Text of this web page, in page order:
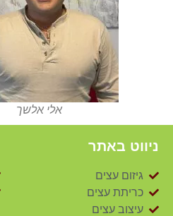
אלי אלשך
ניווט באתר
גיזום עצים
כריתת עצים
עיצוב עצים